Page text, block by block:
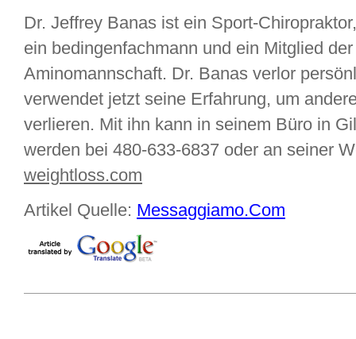
Dr. Jeffrey Banas ist ein Sport-
ein bedingenfachmann und ein Mitglied
Aminomannschaft. Dr. Banas verlor
verwendet jetzt seine Erfahrung, um
verlieren. Mit ihn kann in seinem Büro in
werden bei 480-633-6837 oder an seiner
weightloss.com
Artikel Quelle: Messaggiamo.Com